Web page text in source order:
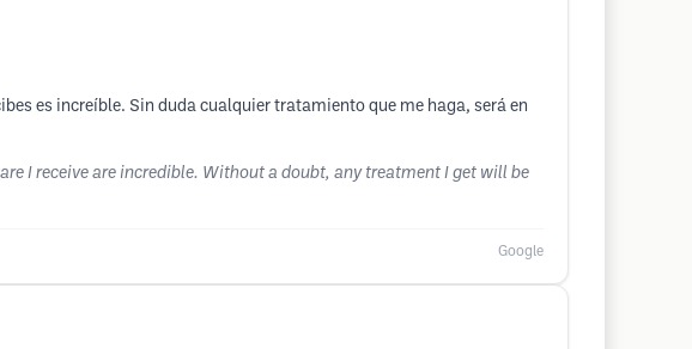
es increíble. Sin duda cualquier tratamiento que me haga, será en
I receive are incredible. Without a doubt, any treatment I get will be
Google